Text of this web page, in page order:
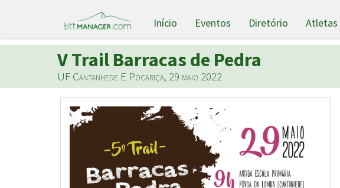
Início Eventos Diretório Atletas
V Trail Barracas de Pedra
UF Cantanhede E Pocariça, 29 maio 2022